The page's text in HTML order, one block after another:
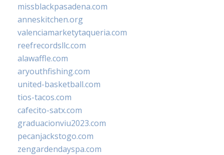
missblackpasadena.com
anneskitchen.org
valenciamarketytaqueria.com
reefrecordsllc.com
alawaffle.com
aryouthfishing.com
united-basketball.com
tios-tacos.com
cafecito-satx.com
graduacionviu2023.com
pecanjackstogo.com
zengardendayspa.com